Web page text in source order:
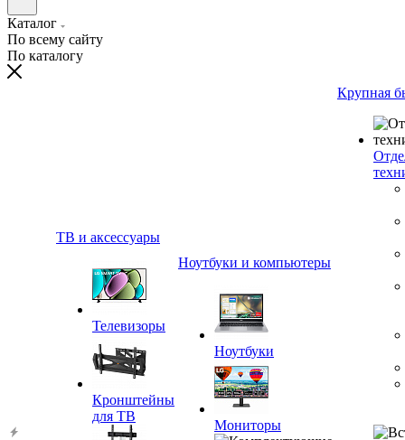
Каталог
По всему сайту
По каталогу
ТВ и аксессуары
Телевизоры
Кронштейны
для ТВ
Ноутбуки и компьютеры
Ноутбуки
Мониторы
Крупная